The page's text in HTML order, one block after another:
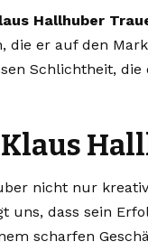
Hallhuber
die er auf den
Schlichtheit,
nicht nur
uns, dass sein
scharfen